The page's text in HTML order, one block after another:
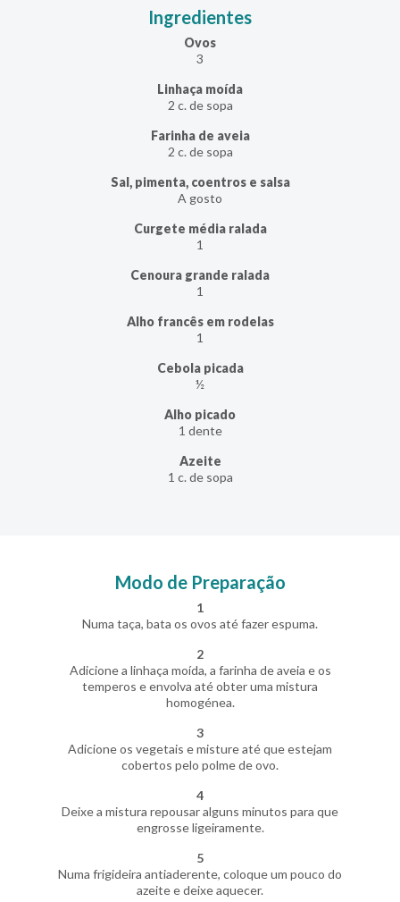
Ingredientes
Ovos
3
Linhaça moída
2 c. de sopa
Farinha de aveia
2 c. de sopa
Sal, pimenta, coentros e salsa
A gosto
Curgete média ralada
1
Cenoura grande ralada
1
Alho francês em rodelas
1
Cebola picada
½
Alho picado
1 dente
Azeite
1 c. de sopa
Modo de Preparação
1
Numa taça, bata os ovos até fazer espuma.
2
Adicione a linhaça moída, a farinha de aveia e os
temperos e envolva até obter uma mistura
homogénea.
3
Adicione os vegetais e misture até que estejam
cobertos pelo polme de ovo.
4
Deixe a mistura repousar alguns minutos para que
engrosse ligeiramente.
5
Numa frigideira antiaderente, coloque um pouco do
azeite e deixe aquecer.